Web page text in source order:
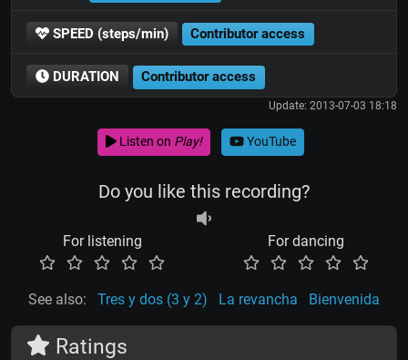
SPEED (steps/min) Contributor access
DURATION Contributor access
Update: 2013-07-03 18:18
Listen on Play! YouTube
Do you like this recording?
For listening For dancing
See also: Tres y dos (3 y 2) La revancha Bienvenida
Ratings